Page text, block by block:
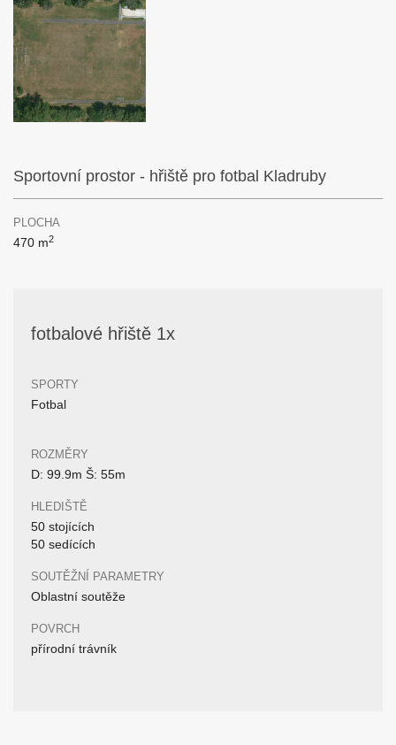
Sportovní prostor - hřiště pro fotbal Kladruby
PLOCHA
470 m2
fotbalové hřiště 1x
SPORTY
Fotbal
ROZMĚRY
D: 99.9m Š: 55m
HLEDIŠTĚ
50 stojících
50 sedících
SOUTĚŽNÍ PARAMETRY
Oblastní soutěže
POVRCH
přírodní trávník